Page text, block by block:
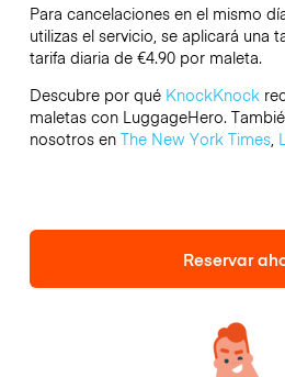
Para cancelaciones en el mismo
utilizas el servicio, se aplicará una
tarifa diaria de €4.90 por maleta.
Descubre por qué KnockKnock
maletas con LuggageHero.
nosotros en The New York Times,
Reservar